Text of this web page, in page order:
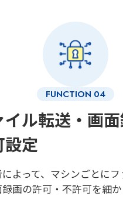
イル転送・画
設定
よって、マシンごとに
画の許可・不許可を細